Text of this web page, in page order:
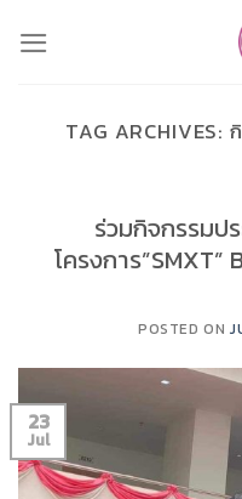
TAG ARCHIVES:
ร่วมกิจกรรมป
โครงการ”SMXT”
POSTED ON
23
Jul